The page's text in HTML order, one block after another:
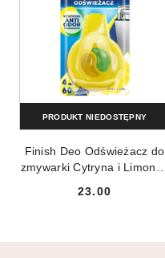
Finish Deo Odświeżacz do
zmywarki Cytryna i Limonka
23.00
PRODUKT NIEDOSTĘPNY